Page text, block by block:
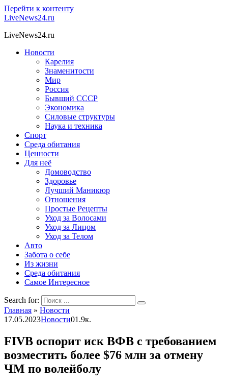
Перейти к контенту
LiveNews24.ru
LiveNews24.ru
Новости
Карелия
Знаменитости
Мир
Россия
Бывший СССР
Экономика
Силовые структуры
Наука и техника
Спорт
Среда обитания
Ценности
Для неё
Домоводство
Здоровье
Лучший Маникюр
Отношения
Простые Рецепты
Уход за Волосами
Уход за Лицом
Уход за Телом
Авто
Забота о себе
Из жизни
Среда обитания
Самое Интересное
Search for:
Главная » Новости
17.05.2023Новости01.9к.
FIVB оспорит иск ВФВ с требованием
возместить более $76 млн за отмену
ЧМ по волейболу